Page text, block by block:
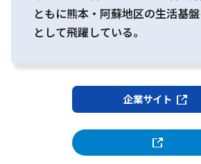
ともに熊本・阿蘇地区の生活基
として飛躍している。
企業サイト